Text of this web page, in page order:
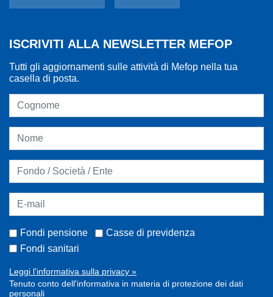
ISCRIVITI ALLA NEWSLETTER MEFOP
Tutti gli aggiornamenti sulle attività di Mefop nella tua
casella di posta.
Fondi pensione
Casse di previdenza
Fondi sanitari
Leggi l'informativa sulla privacy »
Tenuto conto dell'informativa in materia di protezione dei dati
personali